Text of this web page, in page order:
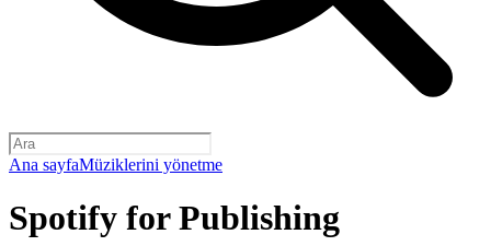
Ana sayfaMüziklerini yönetme
Spotify for Publishing